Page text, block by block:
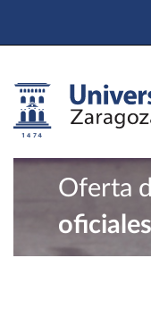
Oferta
oficiales